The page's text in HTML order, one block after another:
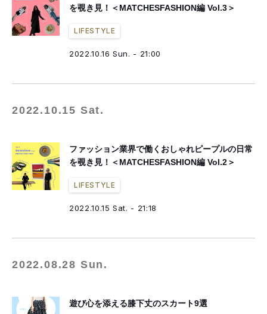
を覗き見！＜MATCHESFASHION編 Vol.3＞
LIFESTYLE
2022.10.16 Sun. - 21:00
2022.10.15 Sat.
ファッション業界で働くおしゃれピープルの日常
を覗き見！＜MATCHESFASHION編 Vol.2＞
LIFESTYLE
2022.10.15 Sat. - 21:18
2022.08.28 Sun.
遊び心を添える膝下丈のスカート9選